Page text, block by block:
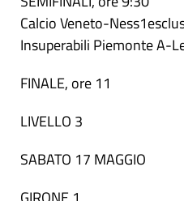
Calcio Veneto-
Insuperabili Piemonte A-
FINALE, ore 11
LIVELLO 3
SABATO 17 MAGGIO